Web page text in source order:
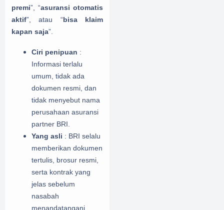
premi”, “asuransi otomatis
aktif”, atau “bisa klaim
kapan saja”.
Ciri penipuan :
Informasi terlalu
umum, tidak ada
dokumen resmi, dan
tidak menyebut nama
perusahaan asuransi
partner BRI.
Yang asli : BRI selalu
memberikan dokumen
tertulis, brosur resmi,
serta kontrak yang
jelas sebelum
nasabah
menandatangani